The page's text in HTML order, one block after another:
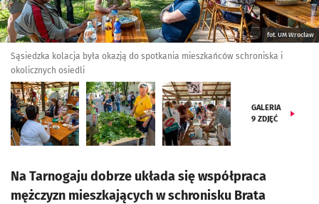
fot. UM Wrocław
Sąsiedzka kolacja była okazją do spotkania mieszkańców schroniska i
okolicznych osiedli
GALERIA
9 ZDJĘĆ
Na Tarnogaju dobrze układa się współpraca
mężczyzn mieszkających w schronisku Brata